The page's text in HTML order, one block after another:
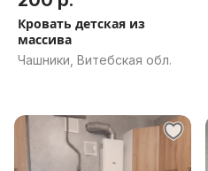
Кровать детская из
массива
Чашники, Витебская обл.